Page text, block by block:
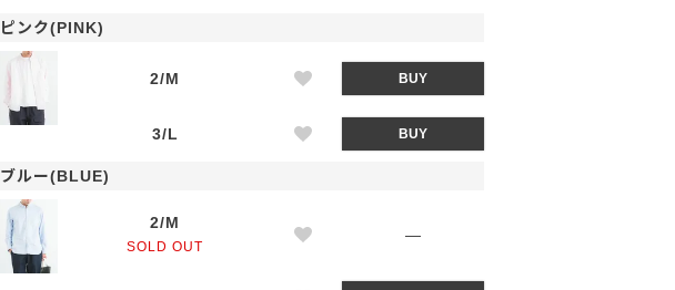
ピンク(PINK)
2/M BUY
3/L BUY
ブルー(BLUE)
2/M
SOLD OUT
—